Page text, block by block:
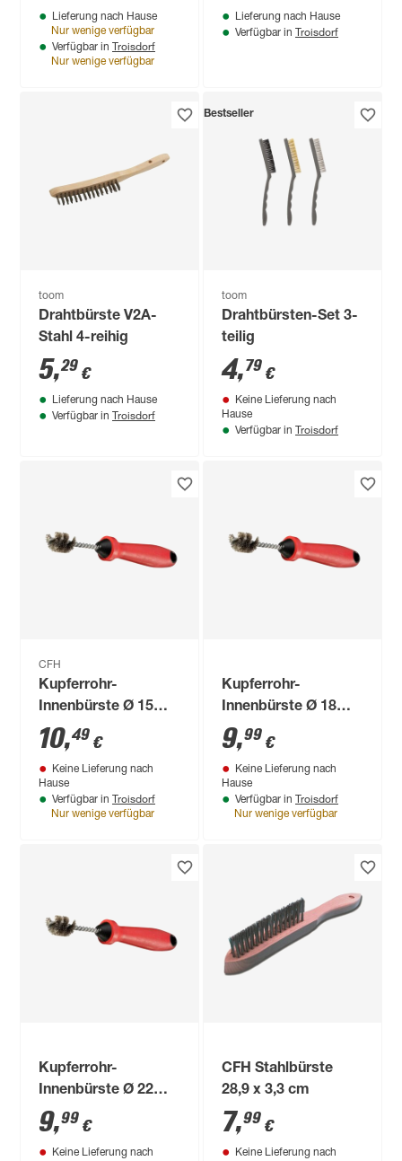
Lieferung nach Hause
Nur wenige verfügbar
Verfügbar in Troisdorf
Nur wenige verfügbar
Lieferung nach Hause
Verfügbar in Troisdorf
toom
Drahtbürste V2A-
Stahl 4-reihig
5,29 €
Lieferung nach Hause
Verfügbar in Troisdorf
Bestseller
toom
Drahtbürsten-Set 3-
teilig
4,79 €
Keine Lieferung nach
Hause
Verfügbar in Troisdorf
CFH
Kupferrohr-
Innenbürste Ø 15
mm
10,49 €
Keine Lieferung nach
Hause
Verfügbar in Troisdorf
Nur wenige verfügbar
Kupferrohr-
Innenbürste Ø 18
mm
9,99 €
Keine Lieferung nach
Hause
Verfügbar in Troisdorf
Nur wenige verfügbar
Kupferrohr-
Innenbürste Ø 22
mm
9,99 €
Keine Lieferung nach
CFH Stahlbürste
28,9 x 3,3 cm
7,99 €
Keine Lieferung nach